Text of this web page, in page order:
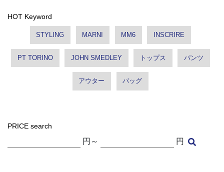
HOT Keyword
STYLING MARNI MM6 INSCRIRE
PT TORINO JOHN SMEDLEY トップス パンツ
アウター バッグ
PRICE search
円～ 円